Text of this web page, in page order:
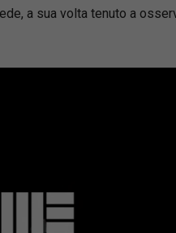
a sua volta tenuto a